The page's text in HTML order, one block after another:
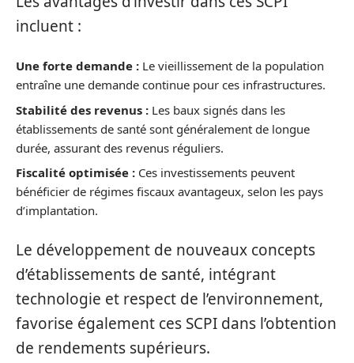
incluent :
Une forte demande : Le vieillissement de la population
entraîne une demande continue pour ces infrastructures.
Stabilité des revenus : Les baux signés dans les
établissements de santé sont généralement de longue
durée, assurant des revenus réguliers.
Fiscalité optimisée : Ces investissements peuvent
bénéficier de régimes fiscaux avantageux, selon les pays
d’implantation.
Le développement de nouveaux concepts
d’établissements de santé, intégrant
technologie et respect de l’environnement,
favorise également ces SCPI dans l’obtention
de rendements supérieurs.